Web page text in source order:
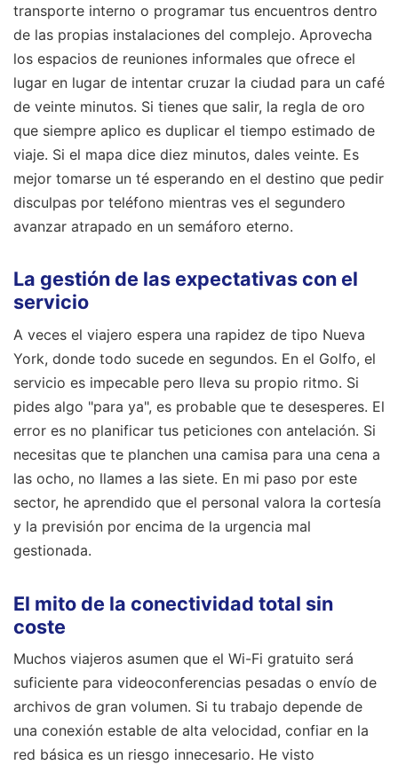
transporte interno o programar tus encuentros dentro
de las propias instalaciones del complejo. Aprovecha
los espacios de reuniones informales que ofrece el
lugar en lugar de intentar cruzar la ciudad para un café
de veinte minutos. Si tienes que salir, la regla de oro
que siempre aplico es duplicar el tiempo estimado de
viaje. Si el mapa dice diez minutos, dales veinte. Es
mejor tomarse un té esperando en el destino que pedir
disculpas por teléfono mientras ves el segundero
avanzar atrapado en un semáforo eterno.
La gestión de las expectativas con el
servicio
A veces el viajero espera una rapidez de tipo Nueva
York, donde todo sucede en segundos. En el Golfo, el
servicio es impecable pero lleva su propio ritmo. Si
pides algo "para ya", es probable que te desesperes. El
error es no planificar tus peticiones con antelación. Si
necesitas que te planchen una camisa para una cena a
las ocho, no llames a las siete. En mi paso por este
sector, he aprendido que el personal valora la cortesía
y la previsión por encima de la urgencia mal
gestionada.
El mito de la conectividad total sin
coste
Muchos viajeros asumen que el Wi-Fi gratuito será
suficiente para videoconferencias pesadas o envío de
archivos de gran volumen. Si tu trabajo depende de
una conexión estable de alta velocidad, confiar en la
red básica es un riesgo innecesario. He visto